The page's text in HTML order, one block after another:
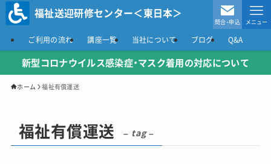
福祉送迎研修センター＜東日本＞
問合・申込 メニュー
ご利用の流れ 講座一覧 当社について ブログ Q&A
新型コロナウイルス感染症・マスク着用の対応について
ホーム 福祉有償運送
福祉有償運送 – tag –